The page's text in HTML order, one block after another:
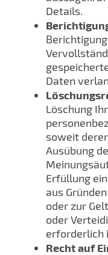
Details.
Daten
Löschung
soweit
Ausübung
Erfüllung
aus
oder zur
oder
erforderlich
Recht auf